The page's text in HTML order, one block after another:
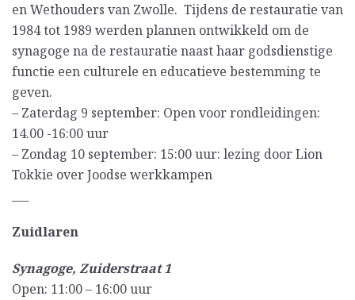
en Wethouders van Zwolle. Tijdens de restauratie van
1984 tot 1989 werden plannen ontwikkeld om de
synagoge na de restauratie naast haar godsdienstige
functie een culturele en educatieve bestemming te
geven.
– Zaterdag 9 september: Open voor rondleidingen:
14.00 -16:00 uur
– Zondag 10 september: 15:00 uur: lezing door Lion
Tokkie over Joodse werkkampen
Zuidlaren
Synagoge, Zuiderstraat 1
Open: 11:00 – 16:00 uur